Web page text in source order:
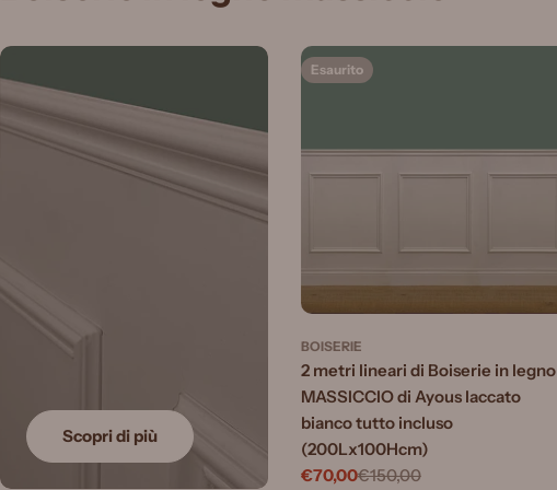
Scopri di più
Esaurito
BOISERIE
2 metri lineari di Boiserie in legno
MASSICCIO di Ayous laccato
bianco tutto incluso
(200Lx100Hcm)
Prezzo
€70,00
Prezzo€150,00